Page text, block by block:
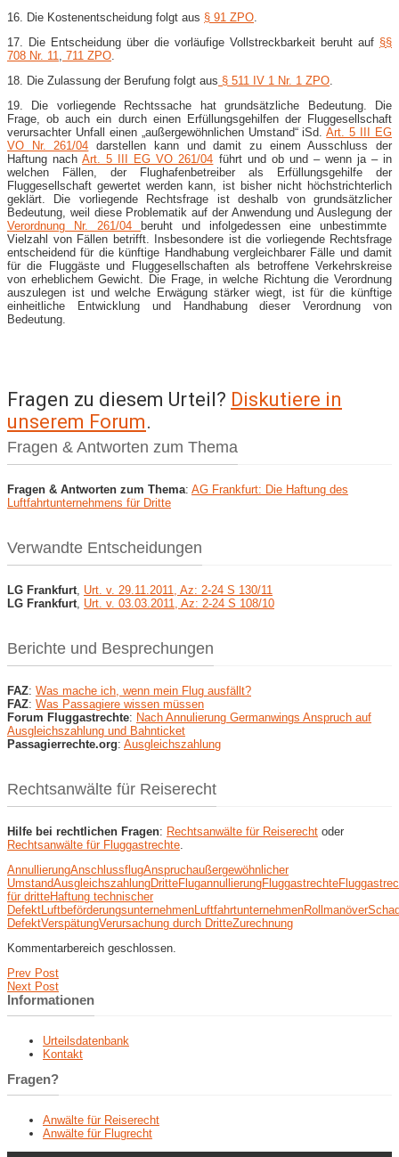
16. Die Kostenentscheidung folgt aus § 91 ZPO
17. Die Entscheidung über die vorläufige Vollstreckbarkeit beruht auf §§
708 Nr. 11
711 ZPO
18. Die Zulassung der Berufung folgt aus § 511 IV 1 Nr. 1 ZPO
19. Die vorliegende Rechtssache hat grundsätzliche Bedeutung. Die
Frage, ob auch ein durch einen Erfüllungsgehilfen der Fluggesellschaft
verursachter Unfall einen „außergewöhnlichen Umstand“ iSd.Art. 5 III EG
VO Nr. 261/04 darstellen kann und damit zu einem Ausschluss der
Haftung nachArt. 5 III EG VO 261/04 führt und ob und – wenn ja – in
welchen Fällen, der Flughafenbetreiber als Erfüllungsgehilfe der
Fluggesellschaft gewertet werden kann, ist bisher nicht höchstrichterlich
geklärt. Die vorliegende Rechtsfrage ist deshalb von grundsätzlicher
Bedeutung, weil diese Problematik auf der Anwendung und Auslegung der
Verordnung Nr. 261/04 beruht und infolgedessen eine unbestimmte
Vielzahl von Fällen betrifft. Insbesondere ist die vorliegende Rechtsfrage
entscheidend für die künftige Handhabung vergleichbarer Fälle und damit
für die Fluggäste und Fluggesellschaften als betroffene Verkehrskreise
von erheblichem Gewicht. Die Frage, in welche Richtung die Verordnung
auszulegen ist und welche Erwägung stärker wiegt, ist für die künftige
einheitliche Entwicklung und Handhabung dieser Verordnung von
Bedeutung.
Fragen zu diesem Urteil? Diskutiere in
unserem Forum.
Fragen & Antworten zum Thema
Fragen & Antworten zum Thema: AG Frankfurt: Die Haftung des
Luftfahrtunternehmens für Dritte
Verwandte Entscheidungen
LG Frankfurt Urt. v. 29.11.2011, Az: 2-24 S 130/11
LG Frankfurt Urt. v. 03.03.2011, Az: 2-24 S 108/10
Berichte und Besprechungen
FAZ: Was mache ich, wenn mein Flug ausfällt?
FAZ: Was Passagiere wissen müssen
Forum Fluggastrechte: Nach Annulierung Germanwings Anspruch auf
Ausgleichszahlung und Bahnticket
Passagierrechte.org: Ausgleichszahlung
Rechtsanwälte für Reiserecht
Hilfe bei rechtlichen Fragen: Rechtsanwälte für Reiserecht oder
Rechtsanwälte für Fluggastrechte
AnnullierungAnschlussflugAnspruchaußergewöhnlicher
UmstandAusgleichszahlungDritteFlugannullierungFluggastrechte
für dritteHaftung technischer
DefektLuftbeförderungsunternehmenLuftfahrtunternehmenRollmanöver
DefektVerspätungVerursachung durch DritteZurechnung
Kommentarbereich geschlossen.
Prev Post
Next Post
Informationen
Urteilsdatenbank
Kontakt
Fragen?
Anwälte für Reiserecht
Anwälte für Flugrecht